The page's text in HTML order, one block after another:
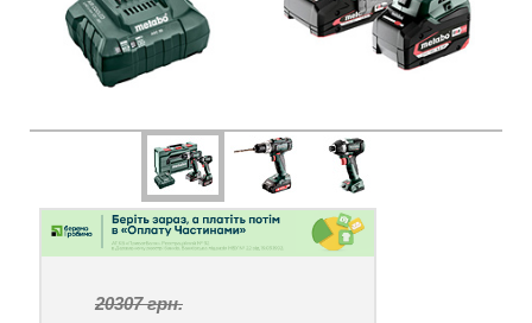
20307 грн.